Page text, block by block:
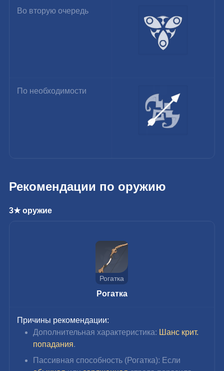
Во вторую очередь
По необходимости
Рекомендации по оружию
3★ оружие
Рогатка
Рогатка
Причины рекомендации:
Дополнительная характеристика: Шанс крит.
попадания.
Пассивная способность (Рогатка): Если